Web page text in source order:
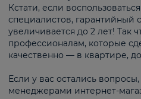
Кстати, если
специалистов, гарантийный
увеличивается до 2 лет! Так
профессионалам, которые
качественно — в квартире,
Если у вас остались
менеджерами интернет-